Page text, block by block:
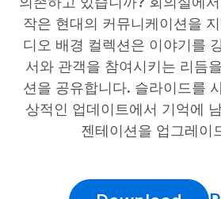
작은 현대의 커뮤니케이션을
디오 배경 컬렉션은 이야기를
서와 관객을 참여시키는 리듬
션을 공유합니다. 슬라이드를
상적인 업데이트에서 기억에
젠테이션을 업그레이